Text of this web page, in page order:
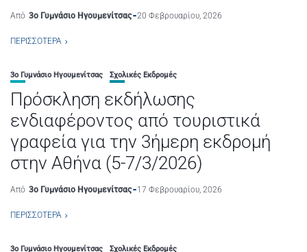
Από 3ο Γυμνάσιο Ηγουμενίτσας 20 Φεβρουαρίου, 2026
ΠΕΡΙΣΣΌΤΕΡΑ
3ο Γυμνάσιο Ηγουμενίτσας Σχολικές Εκδρομές
Πρόσκληση εκδήλωσης
ενδιαφέροντος από τουριστικά
γραφεία για την 3ήμερη εκδρομή
στην Αθήνα (5-7/3/2026)
Από 3ο Γυμνάσιο Ηγουμενίτσας 17 Φεβρουαρίου, 2026
ΠΕΡΙΣΣΌΤΕΡΑ
3ο Γυμνάσιο Ηγουμενίτσας Σχολικές Εκδρομές